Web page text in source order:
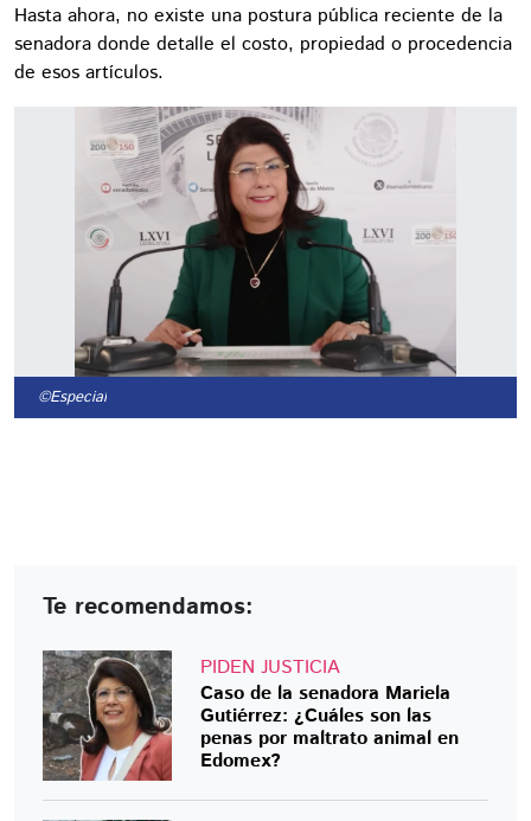
Hasta ahora, no existe una postura pública reciente de la
senadora donde detalle el costo, propiedad o procedencia
de esos artículos.
©Especial
Te recomendamos:
PIDEN JUSTICIA
Caso de la senadora Mariela
Gutiérrez: ¿Cuáles son las
penas por maltrato animal en
Edomex?